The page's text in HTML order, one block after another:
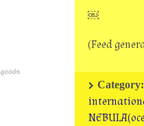
￼
(Feed
Category: